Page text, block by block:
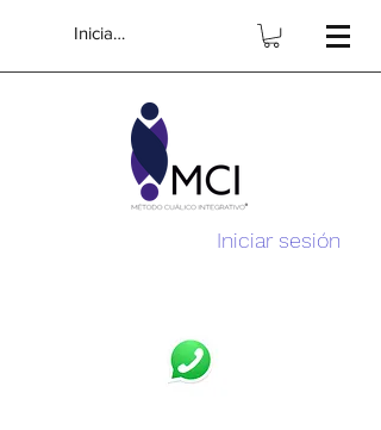
Iniciar sesión
Iniciar sesión